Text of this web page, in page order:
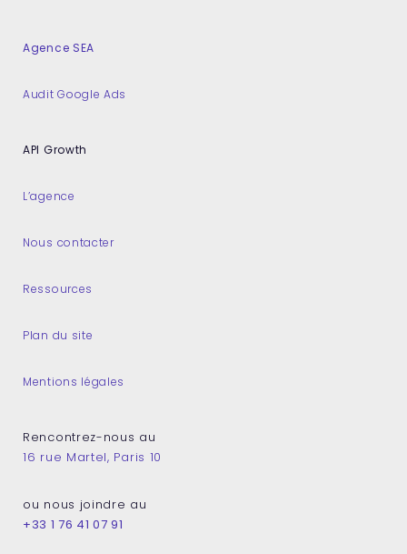
Agence SEA
Audit Google Ads
API Growth
L’agence
Nous contacter
Ressources
Plan du site
Mentions légales
Rencontrez-nous au
16 rue Martel, Paris 10
ou nous joindre au
+33 1 76 41 07 91